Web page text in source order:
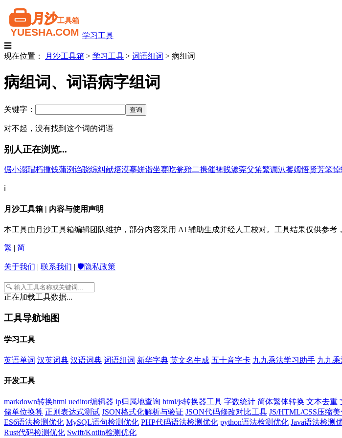
学习工具
☰
现在位置：
月沙工具箱 > 学习工具 > 词语组词 > 病组词
病组词、词语病字组词
关键字：
对不起，没有找到这个词的词语
别人正在浏览...
倨小溺瑁朽揰钱蒲洌诌骁综纠献焐漠摹姘诣坐赛吃瓮殆二携催裨贱渗莞父笫繁调汃饕姆悟贤芳笨悼
ℹ️
月沙工具箱 | 内容与使用声明
本工具由月沙工具箱编辑团队维护，部分内容采用 AI 辅助生成并经人工校对。工具结果仅供参考
繁 | 简
关于我们 | 联系我们 | 🛡️隐私政策
正在加载工具数据...
工具导航地图
学习工具
英语单词 汉英词典 汉语词典 词语组词 新华字典 英文名生成 五十音字卡 九九乘法学习助手 九九
开发工具
markdown转换html ueditor编辑器 ip归属地查询 html/js转换器工具 字数统计 简体繁体转换 文本去重
储单位换算 正则表达式测试 JSON格式化解析与验证 JSON代码修改对比工具 JS/HTML/CSS压缩
ES6语法检测优化 MySQL语句检测优化 PHP代码语法检测优化 python语法检测优化 Java语法检测
Rust代码检测优化 Swift/Kotlin检测优化